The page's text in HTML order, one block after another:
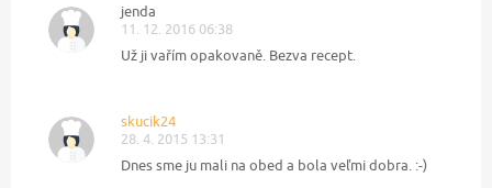
jenda
11. 12. 2016 06:38
Už ji vařím opakovaně. Bezva recept.
skucik24
28. 4. 2015 13:31
Dnes sme ju mali na obed a bola veľmi dobra. :-)